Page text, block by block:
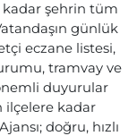
şehrin tüm
günlük
eczane listesi,
tramvay ve
duyurular
ilçelere kadar
doğru, hızlı